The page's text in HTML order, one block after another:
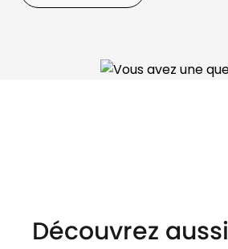
Découvrez aussi